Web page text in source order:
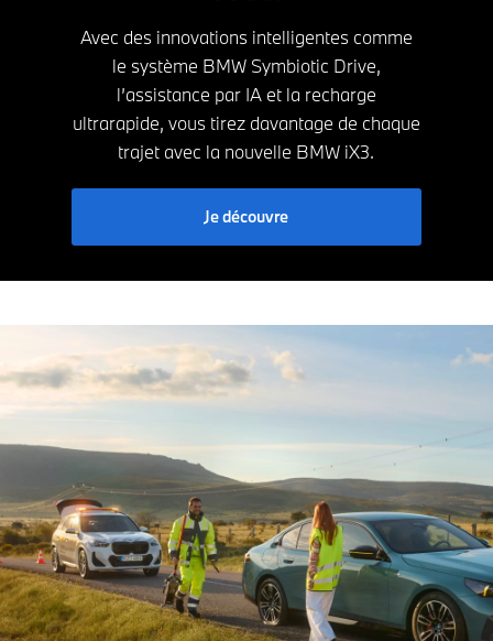
Avec des innovations intelligentes comme
le système BMW Symbiotic Drive,
l’assistance par IA et la recharge
ultrarapide, vous tirez davantage de chaque
trajet avec la nouvelle BMW iX3.
Je découvre